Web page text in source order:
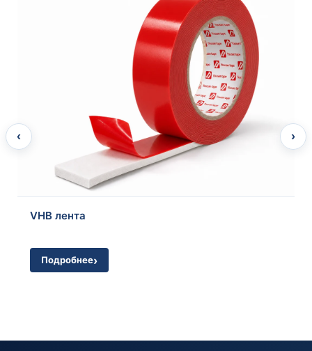
‹
Автомобильная PE вспененная двухсторонняя
Подробнее
›